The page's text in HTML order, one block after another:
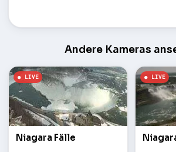
Andere Kameras
Niagara Fälle